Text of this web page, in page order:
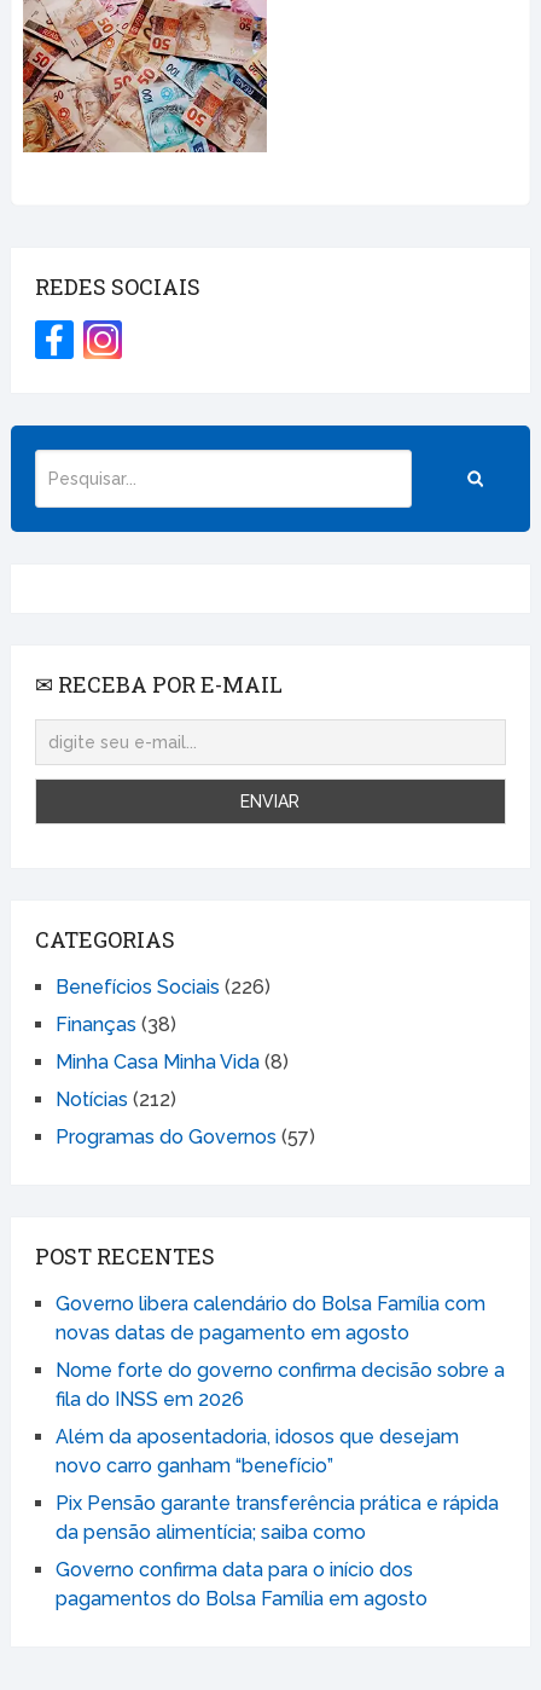
REDES SOCIAIS
✉ RECEBA POR E-MAIL
CATEGORIAS
Benefícios Sociais (226)
Finanças (38)
Minha Casa Minha Vida(8)
Notícias (212)
Programas do Governos (57)
POST RECENTES
Governo libera calendário do Bolsa Família com
novas datas de pagamento em agosto
Nome forte do governo confirma decisão sobre a
fila do INSS em 2026
Além da aposentadoria, idosos que desejam
novo carro ganham “benefício”
Pix Pensão garante transferência prática e rápida
da pensão alimentícia; saiba como
Governo confirma data para o início dos
pagamentos do Bolsa Família em agosto